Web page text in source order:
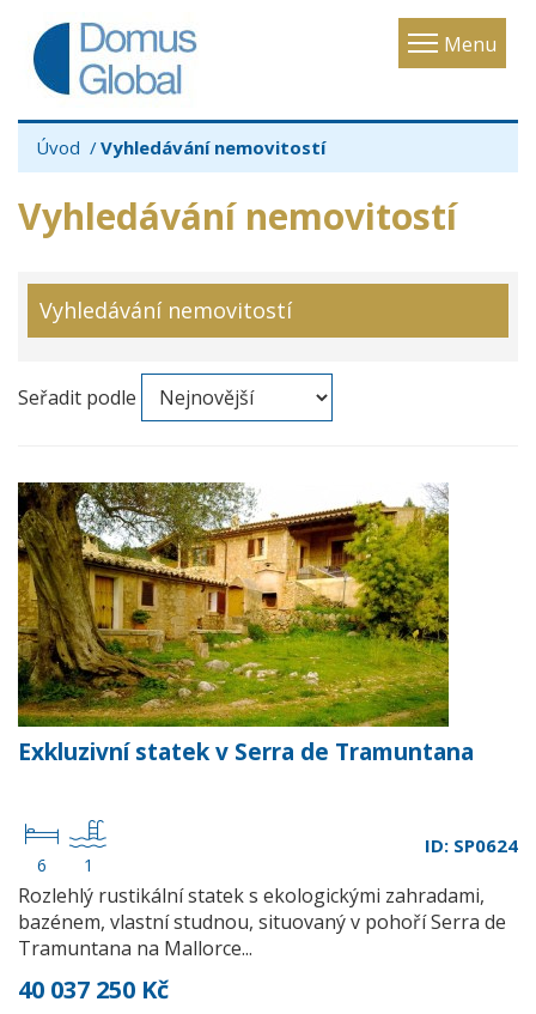
Menu
Toggle
Úvod Vyhledávání nemovitostí
Vyhledávání nemovitostí
Vyhledávání nemovitostí
Seřadit podle
Exkluzivní statek v Serra de Tramuntana
6 1
ID: SP0624
Rozlehlý rustikální statek s ekologickými zahradami,
bazénem, vlastní studnou, situovaný v pohoří Serra de
Tramuntana na Mallorce...
40 037 250 Kč